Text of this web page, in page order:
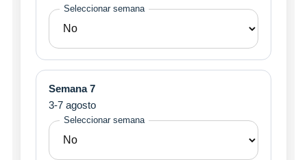
Seleccionar semana
Semana 7
3-7 agosto
Seleccionar semana